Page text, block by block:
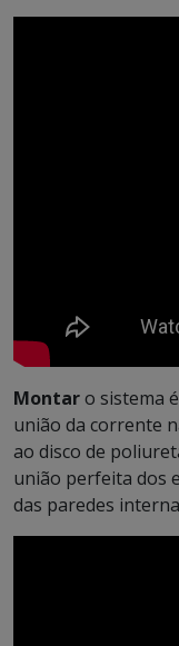
Montaro sistema
união da corrente
ao disco de
união perfeita dos
das paredes